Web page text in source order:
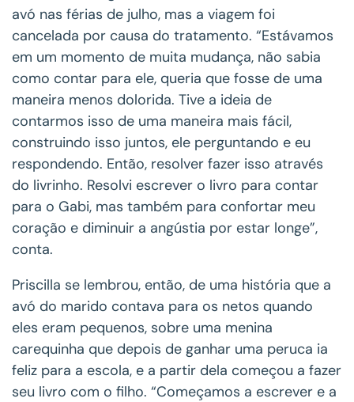
avó nas férias de julho, mas a viagem foi
cancelada por causa do tratamento. “Estávamos
em um momento de muita mudança, não sabia
como contar para ele, queria que fosse de uma
maneira menos dolorida. Tive a ideia de
contarmos isso de uma maneira mais fácil,
construindo isso juntos, ele perguntando e eu
respondendo. Então, resolver fazer isso através
do livrinho. Resolvi escrever o livro para contar
para o Gabi, mas também para confortar meu
coração e diminuir a angústia por estar longe”,
conta.
Priscilla se lembrou, então, de uma história que a
avó do marido contava para os netos quando
eles eram pequenos, sobre uma menina
carequinha que depois de ganhar uma peruca ia
feliz para a escola, e a partir dela começou a fazer
seu livro com o filho. “Começamos a escrever e a